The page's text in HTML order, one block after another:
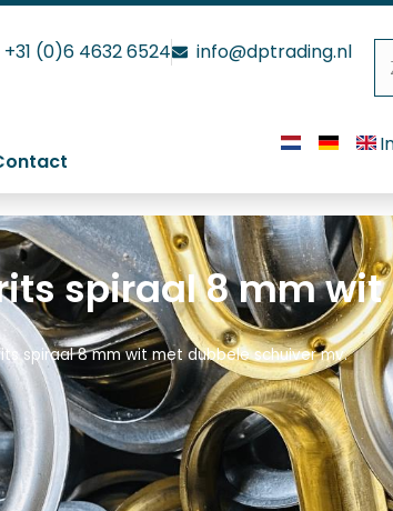
+31 (0)6 4632 6524 info@dptrading.nl
spiraal 8 mm
spiraal 8 mm wit met dubbele schuiver mv.